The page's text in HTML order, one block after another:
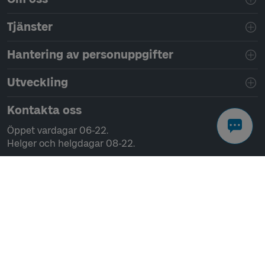
Tjänster
Hantering av personuppgifter
Utveckling
Kontakta oss
Öppet vardagar 06-22.
Helger och helgdagar 08-22.